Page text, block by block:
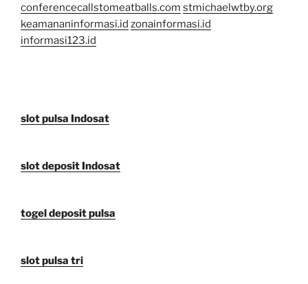
conferencecallstomeatballs.com stmichaelwtby.org
keamananinformasi.id zonainformasi.id
informasi123.id
slot pulsa Indosat
slot deposit Indosat
togel deposit pulsa
slot pulsa tri